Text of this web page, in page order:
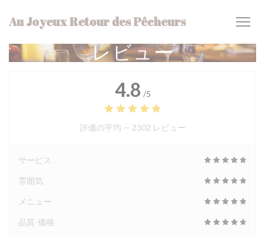
Au Joyeux Retour des Pêcheurs
レビュー
4.8 /5
評価の平均 — 2302 レビュー
サービス
雰囲気
メニュー
品質-価格